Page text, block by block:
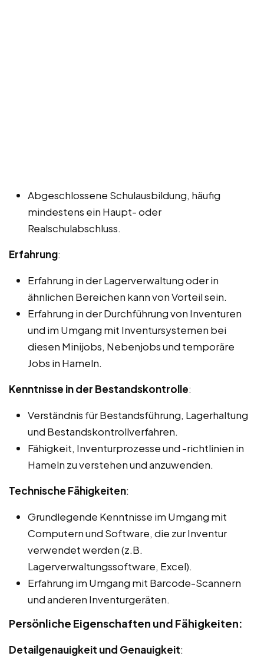
Abgeschlossene Schulausbildung, häufig
mindestens ein Haupt- oder
Realschulabschluss.
Erfahrung:
Erfahrung in der Lagerverwaltung oder in
ähnlichen Bereichen kann von Vorteil sein.
Erfahrung in der Durchführung von Inventuren
und im Umgang mit Inventursystemen bei
diesen Minijobs, Nebenjobs und temporäre
Jobs in Hameln.
Kenntnisse in der Bestandskontrolle:
Verständnis für Bestandsführung, Lagerhaltung
und Bestandskontrollverfahren.
Fähigkeit, Inventurprozesse und -richtlinien in
Hameln zu verstehen und anzuwenden.
Technische Fähigkeiten:
Grundlegende Kenntnisse im Umgang mit
Computern und Software, die zur Inventur
verwendet werden (z.B.
Lagerverwaltungssoftware, Excel).
Erfahrung im Umgang mit Barcode-Scannern
und anderen Inventurgeräten.
Persönliche Eigenschaften und Fähigkeiten:
Detailgenauigkeit und Genauigkeit: